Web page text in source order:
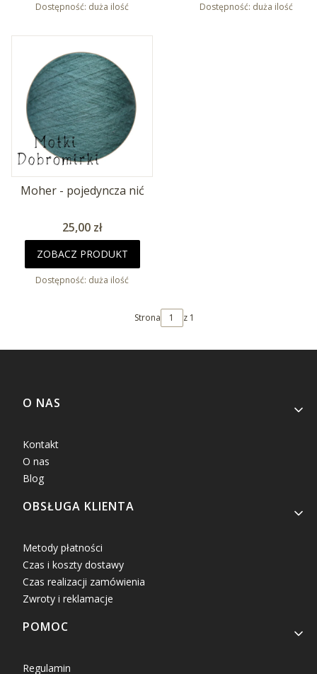
Dostępność: duża ilość Dostępność: duża ilość
Moher - pojedyncza nić
Cena
25,00 zł
ZOBACZ PRODUKT
Dostępność: duża ilość
Strona z 1
Linki w stopce
O NAS
Kontakt
O nas
Blog
OBSŁUGA KLIENTA
Metody płatności
Czas i koszty dostawy
Czas realizacji zamówienia
Zwroty i reklamacje
POMOC
Regulamin